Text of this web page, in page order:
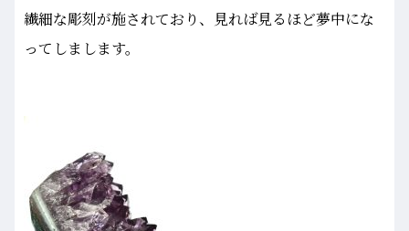
繊細な彫刻が施されており、見れば見るほど夢中にな
ってしまします。